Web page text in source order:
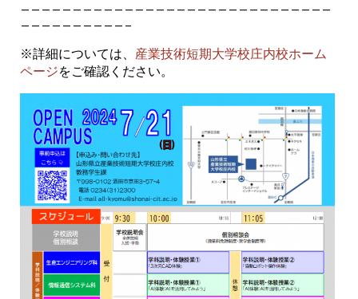
——————————————————————————————
——————————–
※詳細については、 産業技術短期大学校庄内校ホーム
ページをご確認ください。